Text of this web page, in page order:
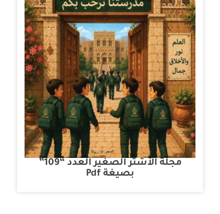
مجلة الأشتر الصغير العدد “109”
بصيغة Pdf